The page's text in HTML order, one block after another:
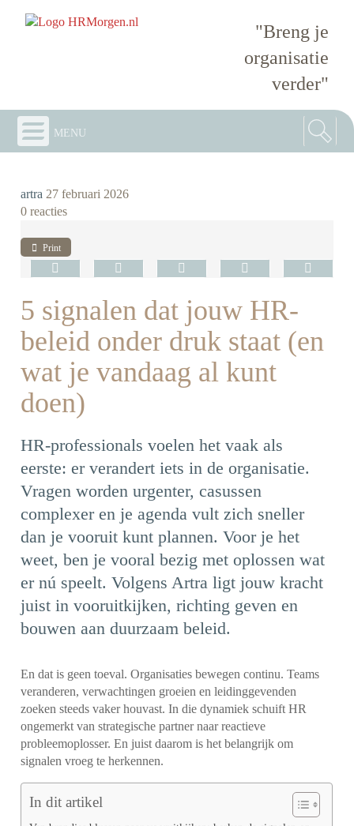
"Breng je
organisatie
verder"
menu
artra 27 februari 2026
0 reacties
Print
5 signalen dat jouw HR-
beleid onder druk staat (en
wat je vandaag al kunt
doen)
HR-professionals voelen het vaak als
eerste: er verandert iets in de organisatie.
Vragen worden urgenter, casussen
complexer en je agenda vult zich sneller
dan je vooruit kunt plannen. Voor je het
weet, ben je vooral bezig met oplossen wat
er nú speelt. Volgens Artra ligt jouw kracht
juist in vooruitkijken, richting geven en
bouwen aan duurzaam beleid.
En dat is geen toeval. Organisaties bewegen continu. Teams
veranderen, verwachtingen groeien en leidinggevenden
zoeken steeds vaker houvast. In die dynamiek schuift HR
ongemerkt van strategische partner naar reactieve
probleemoplosser. En juist daarom is het belangrijk om
signalen vroeg te herkennen.
In dit artikel